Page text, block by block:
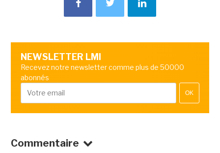
NEWSLETTER LMI
Recevez notre newsletter comme plus de 50000
abonnés
OK
Commentaire